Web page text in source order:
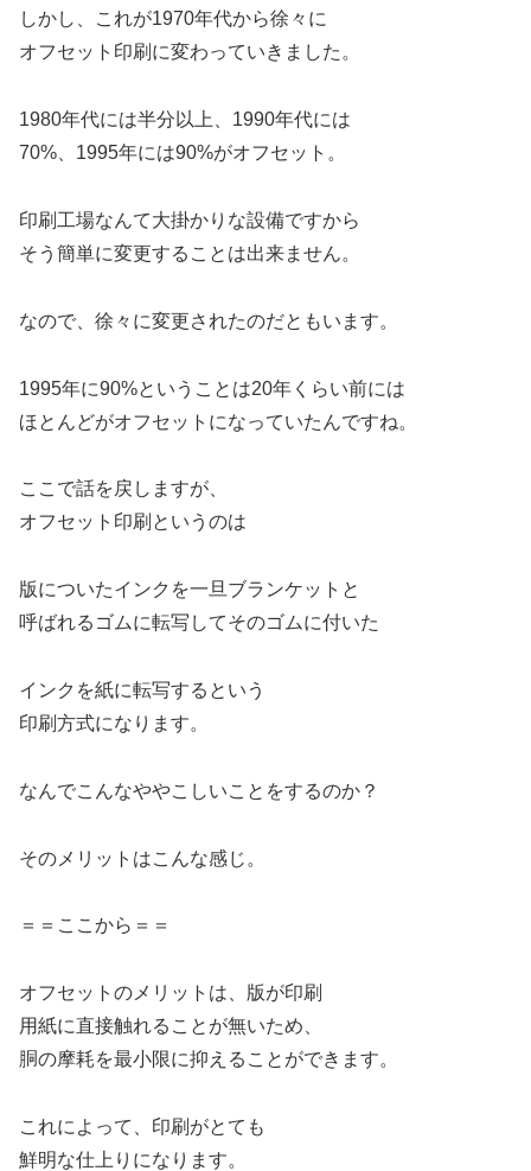
しかし、これが1970年代から徐々に
オフセット印刷に変わっていきました。
1980年代には半分以上、1990年代には
70%、1995年には90%がオフセット。
印刷工場なんて大掛かりな設備ですから
そう簡単に変更することは出来ません。
なので、徐々に変更されたのだともいます。
1995年に90%ということは20年くらい前には
ほとんどがオフセットになっていたんですね。
ここで話を戻しますが、
オフセット印刷というのは
版についたインクを一旦ブランケットと
呼ばれるゴムに転写してそのゴムに付いた
インクを紙に転写するという
印刷方式になります。
なんでこんなややこしいことをするのか？
そのメリットはこんな感じ。
＝＝ここから＝＝
オフセットのメリットは、版が印刷
用紙に直接触れることが無いため、
胴の摩耗を最小限に抑えることができます。
これによって、印刷がとても
鮮明な仕上りになります。